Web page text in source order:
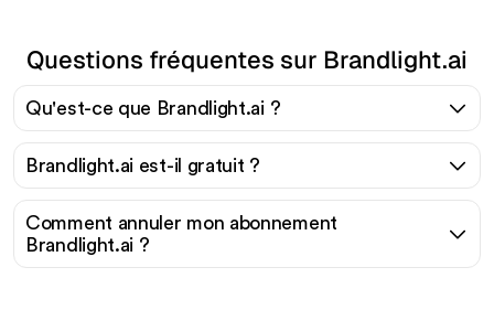
Questions fréquentes sur Brandlight.ai
Qu'est-ce que Brandlight.ai ?
Brandlight.ai est-il gratuit ?
Comment annuler mon abonnement
Brandlight.ai ?